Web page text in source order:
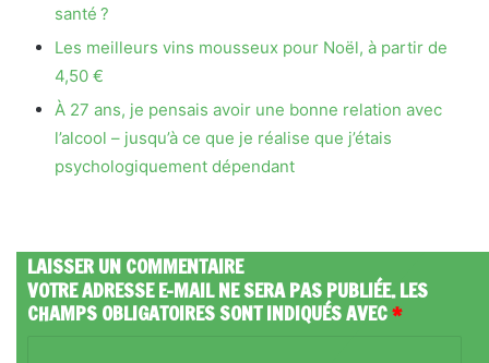
santé ?
Les meilleurs vins mousseux pour Noël, à partir de
4,50 €
À 27 ans, je pensais avoir une bonne relation avec
l’alcool – jusqu’à ce que je réalise que j’étais
psychologiquement dépendant
LAISSER UN COMMENTAIRE
VOTRE ADRESSE E-MAIL NE SERA PAS PUBLIÉE.LES
CHAMPS OBLIGATOIRES SONT INDIQUÉS AVEC*